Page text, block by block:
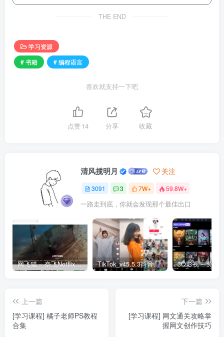
THE END
学习资源
# 书籍
# 编程语言
喜欢就支持一下吧
点赞14 分享 收藏
清风揽明月 关注
3091 3 7W+ 59.8W+
一路走到底，你就会发现那个最佳出口
网飞猫 – 奈飞Netflix免费看 TikTok_v45.5.3抖音国际版_免拔卡解锁全球版
上一篇
[学习课程] 橘子老师PS教程
合集
下一篇
[学习课程] 网文通关攻略掌
握网文创作技巧